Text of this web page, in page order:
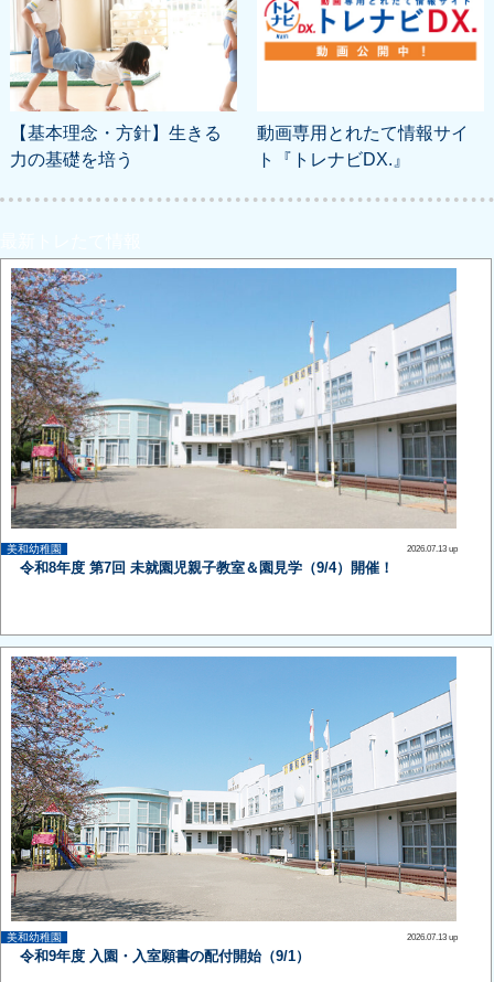
【基本理念・方針】生きる
力の基礎を培う
動画専用とれたて情報サイ
ト『トレナビDX.』
美和幼稚園 2026.07.13 up
令和8年度 第7回 未就園児親子教室＆園見学（9/4）開催！
美和幼稚園 2026.07.13 up
令和9年度 入園・入室願書の配付開始（9/1）